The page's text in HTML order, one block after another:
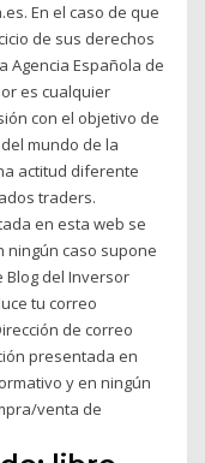
En el caso de que
de sus derechos
Agencia Española de
es cualquier
con el objetivo de
mundo de la
actitud diferente
traders.
en esta web se
ningún caso supone
del Inversor
tu correo
de correo
presentada en
y en ningún
venta de